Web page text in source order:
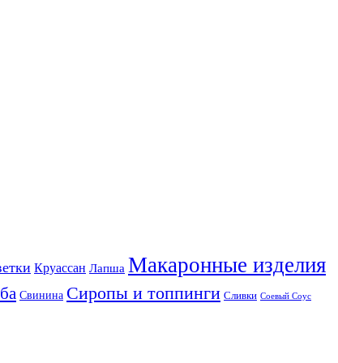
Круассан Лапша Макаронные изделия
Свинина Сиропы и топпинги Сливки Соевый Соус